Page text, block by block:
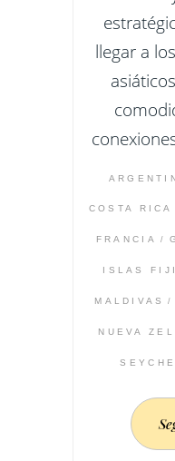
llegar a
COSTA RICA
FRANCIA
ISLAS FIJI
MALDIVAS
NUEVA